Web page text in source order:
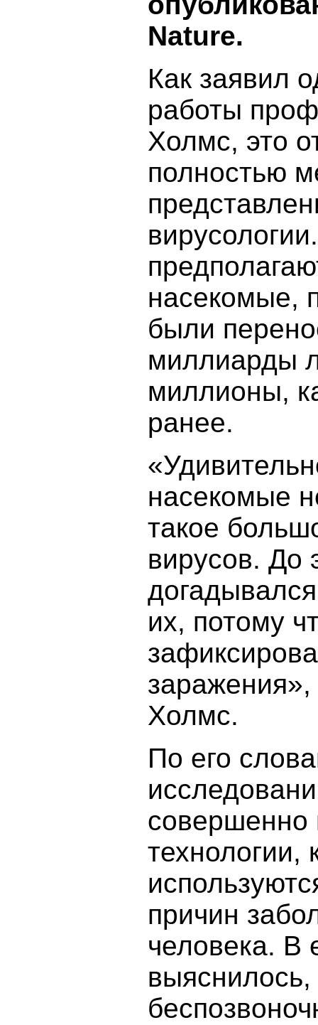
Nature.
Как заявил
работы
Холмс, это
полностью
насекомые,
были
миллиарды
миллионы,
ранее.
насекомые
такое
вирусов. До
их, потому
Холмс.
По его
совершенно
технологии,
причин
человека. В
выяснилось,